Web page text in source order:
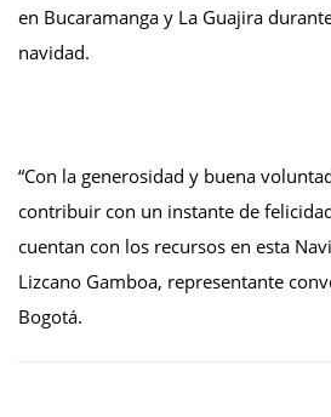
en Bucaramanga y La Guajira
navidad.
“Con la generosidad y buena
contribuir con un instante de
cuentan con los recursos en esta
Lizcano Gamboa, representante
Bogotá.